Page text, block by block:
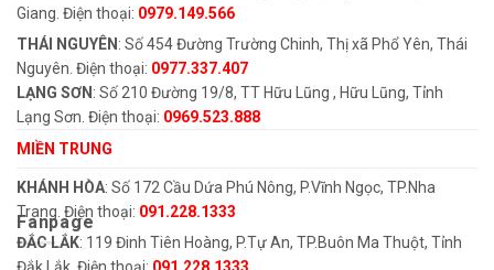
Giang. Điện thoại: 0979.149.566
THÁI NGUYÊN : Số 454 Đường Trường Chinh, Thị xã Phổ Yên, Thái
Nguyên. Điện thoại: 0977.337.407
LẠNG SƠN : Số 210 Đường 19/8, TT Hữu Lũng , Hữu Lũng, Tỉnh
Lạng Sơn. Điện thoại: 0969.523.888
MIỀN TRUNG
KHÁNH HÒA: Số 172 Cầu Dứa Phú Nông, P.Vĩnh Ngọc, TP.Nha
Trang. Điện thoại: 091.228.1333
ĐẮC LẮK: 119 Đinh Tiên Hoàng, P.Tự An, TP.Buôn Ma Thuột, Tỉnh
Fanpage